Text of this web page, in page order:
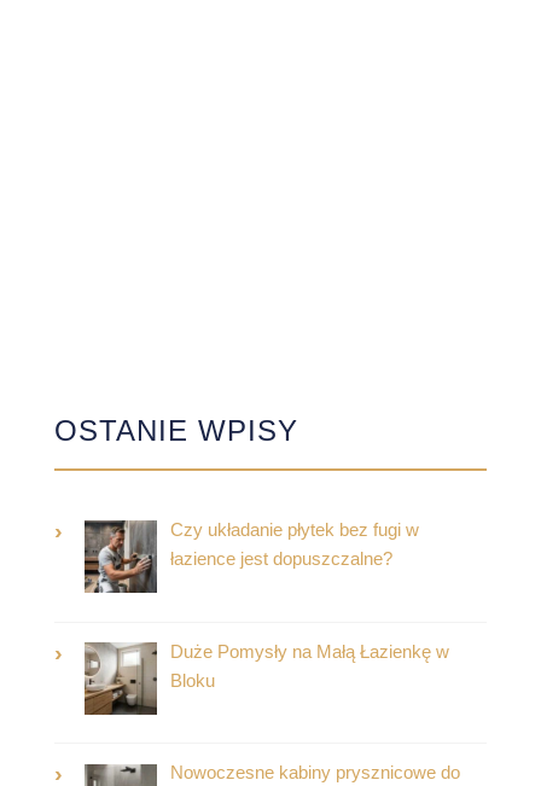
OSTANIE WPISY
Czy układanie płytek bez fugi w
łazience jest dopuszczalne?
Duże Pomysły na Małą Łazienkę w
Bloku
Nowoczesne kabiny prysznicowe do